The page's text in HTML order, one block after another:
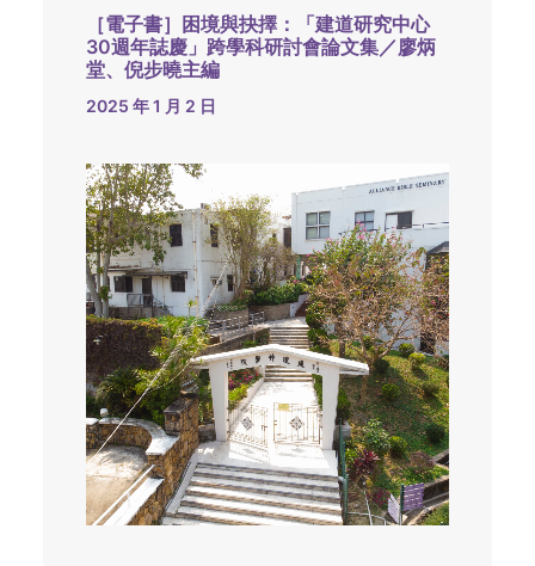
［電子書］困境與抉擇：「建道研究中心
30週年誌慶」跨學科研討會論文集／廖炳
堂、倪步曉主編
2025 年 1 月 2 日